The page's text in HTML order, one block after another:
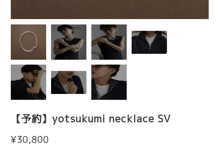
【予約】yotsukumi necklace SV
¥30,800